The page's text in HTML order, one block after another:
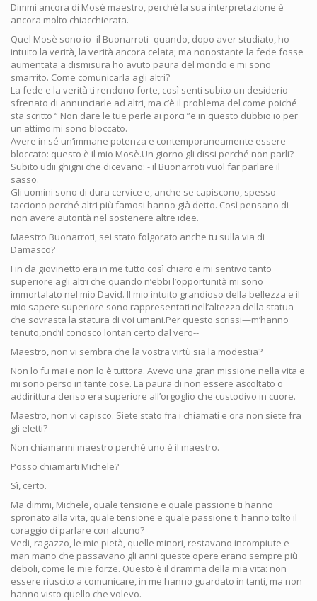
Dimmi ancora di Mosè maestro, perché la sua interpretazione è
ancora molto chiacchierata.
Quel Mosè sono io -il Buonarroti- quando, dopo aver studiato, ho
intuito la verità, la verità ancora celata; ma nonostante la fede fosse
aumentata a dismisura ho avuto paura del mondo e mi sono
smarrito. Come comunicarla agli altri?
La fede e la verità ti rendono forte, così senti subito un desiderio
sfrenato di annunciarle ad altri, ma c’è il problema del come poiché
sta scritto “ Non dare le tue perle ai porci ”e in questo dubbio io per
un attimo mi sono bloccato.
Avere in sé un’immane potenza e contemporaneamente essere
bloccato: questo è il mio Mosè.Un giorno gli dissi perché non parli?
Subito udii ghigni che dicevano: - il Buonarroti vuol far parlare il
sasso.
Gli uomini sono di dura cervice e, anche se capiscono, spesso
tacciono perché altri più famosi hanno già detto. Così pensano di
non avere autorità nel sostenere altre idee.
Maestro Buonarroti, sei stato folgorato anche tu sulla via di
Damasco?
Fin da giovinetto era in me tutto così chiaro e mi sentivo tanto
superiore agli altri che quando n’ebbi l’opportunità mi sono
immortalato nel mio David. Il mio intuito grandioso della bellezza e il
mio sapere superiore sono rappresentati nell’altezza della statua
che sovrasta la statura di voi umani.Per questo scrissi—m’hanno
tenuto,ond’il conosco lontan certo dal vero--
Maestro, non vi sembra che la vostra virtù sia la modestia?
Non lo fu mai e non lo è tuttora. Avevo una gran missione nella vita e
mi sono perso in tante cose. La paura di non essere ascoltato o
addirittura deriso era superiore all’orgoglio che custodivo in cuore.
Maestro, non vi capisco. Siete stato fra i chiamati e ora non siete fra
gli eletti?
Non chiamarmi maestro perché uno è il maestro.
Posso chiamarti Michele?
Sì, certo.
Ma dimmi, Michele, quale tensione e quale passione ti hanno
spronato alla vita, quale tensione e quale passione ti hanno tolto il
coraggio di parlare con alcuno?
Vedi, ragazzo, le mie pietà, quelle minori, restavano incompiute e
man mano che passavano gli anni queste opere erano sempre più
deboli, come le mie forze. Questo è il dramma della mia vita: non
essere riuscito a comunicare, in me hanno guardato in tanti, ma non
hanno visto quello che volevo.